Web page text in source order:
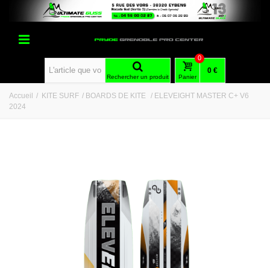
Rechercher un produit Panier
0
0 €
Accueil / KITE SURF / BOARDS DE KITE / ELEVEIGHT MASTER C+ V6
2024